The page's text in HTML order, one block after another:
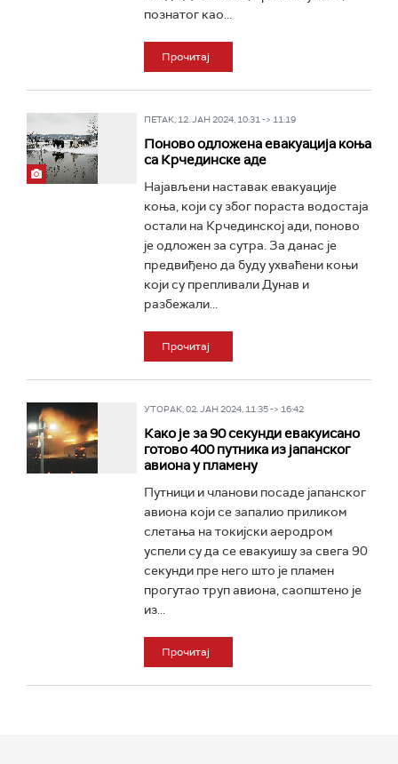
познатог као...
Прочитај
ПЕТАК, 12. ЈАН 2024, 10:31 -> 11:19
Поново одложена евакуација коња
са Крчединске аде
Најављени наставак евакуације
коња, који су због пораста водостаја
остали на Крчединској ади, поново
је одложен за сутра. За данас је
предвиђено да буду ухваћени коњи
који су препливали Дунав и
разбежали...
Прочитај
УТОРАК, 02. ЈАН 2024, 11:35 -> 16:42
Како је за 90 секунди евакуисано
готово 400 путника из јапанског
авиона у пламену
Путници и чланови посаде јапанског
авиона који се запалио приликом
слетања на токијски аеродром
успели су да се евакуишу за свега 90
секунди пре него што је пламен
прогутао труп авионa, саопштено је
из...
Прочитај